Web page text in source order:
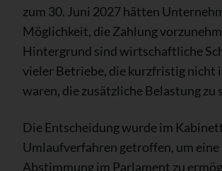
zum 30. Juni 2027 hätten
Möglichkeit, die Zahlung
Hintergrund sind wirtschaftliche
vieler Betriebe, die kurzfristig nicht
waren, die zusätzliche Belastung zu
Die Entscheidung wurde im
Umlaufverfahren getroffen, um eine
Abstimmung im Parlament zu